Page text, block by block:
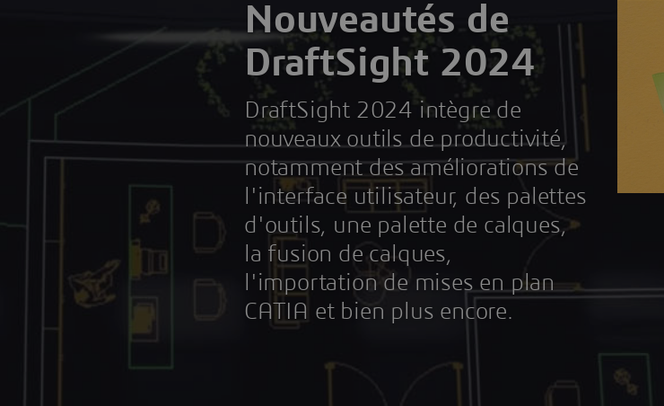
Nouveautés de
DraftSight 2024
DraftSight 2024 intègre de
nouveaux outils de productivité,
notamment des améliorations de
l'interface utilisateur, des palettes
d'outils, une palette de calques,
la fusion de calques,
l'importation de mises en plan
CATIA et bien plus encore.